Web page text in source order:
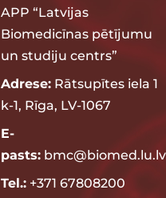
APP “Latvijas
Biomedicīnas pētījumu
un studiju centrs”
Adrese: Rātsupītes iela 1
k-1, Rīga, LV-1067
E-
pasts: bmc@biomed.lu.lv
Tel.: +371 67808200